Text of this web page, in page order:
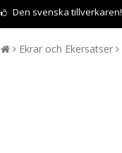
Den svenska tillverkaren!
Ekrar och Ekersatser